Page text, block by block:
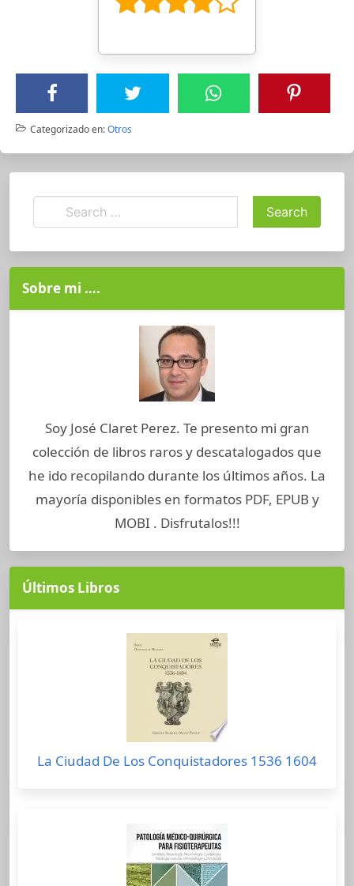
Categorizado en:Otros
Sobre mi ….
Soy José Claret Perez. Te presento mi gran
colección de libros raros y descatalogados que
he ido recopilando durante los últimos años. La
mayoría disponibles en formatos PDF, EPUB y
MOBI . Disfrutalos!!!
Últimos Libros
La Ciudad De Los Conquistadores 1536 1604